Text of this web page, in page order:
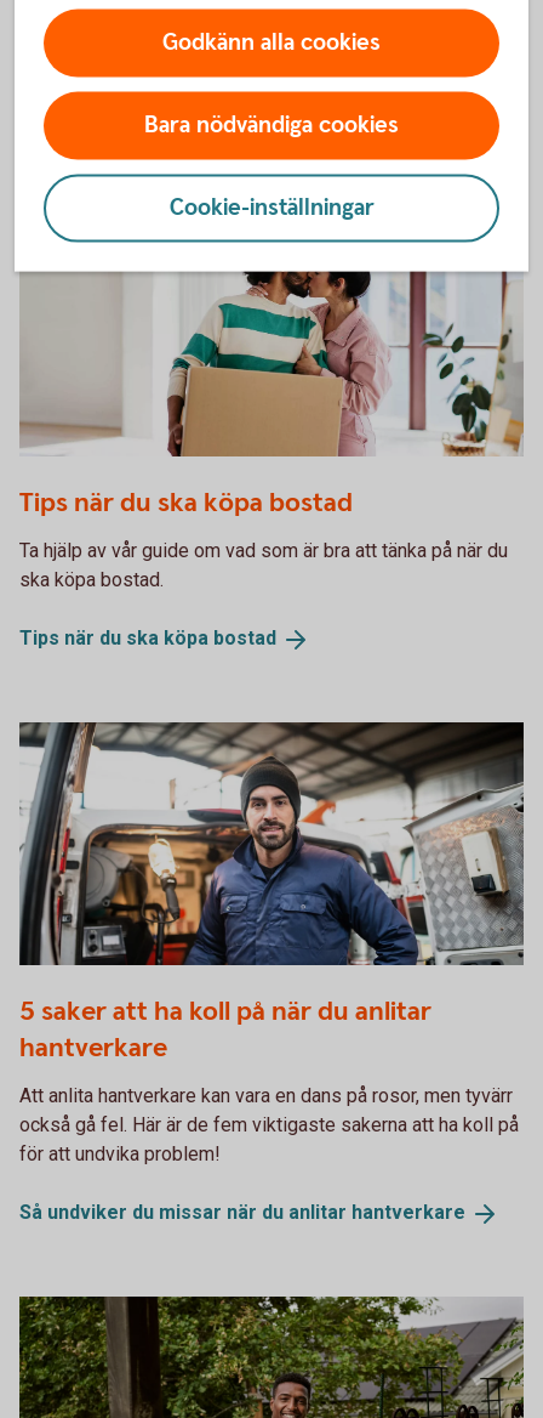
respektive säsong är ett bra sätt att undvika oväntade
överraskningar. Här får du expertens tips om det viktigaste
att ha koll på.
Vilket underhåll behöver ditthus?
Tips när du ska köpa bostad
Ta hjälp av vår guide om vad som är bra att tänka på när du
ska köpa bostad.
Tips när du ska köpa bostad
5 saker att ha koll på när du anlitar
hantverkare
Att anlita hantverkare kan vara en dans på rosor, men tyvärr
också gå fel. Här är de fem viktigaste sakerna att ha koll på
för att undvika problem!
Så undviker du missar när du anlitar hantverkare
Godkänn alla cookies
Bara nödvändiga cookies
Cookie-inställningar